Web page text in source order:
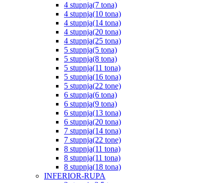
4 stupnja(7 tona)
4 stupnja(10 tona)
4 stupnja(14 tona)
4 stupnja(20 tona)
4 stupnja(25 tona)
5 stupnja(5 tona)
5 stupnja(8 tona)
5 stupnja(11 tona)
5 stupnja(16 tona)
5 stupnja(22 tone)
6 stupnja(6 tona)
6 stupnja(9 tona)
6 stupnja(13 tona)
6 stupnja(20 tona)
7 stupnja(14 tona)
7 stupnja(22 tone)
8 stupnja(11 tona)
8 stupnja(11 tona)
8 stupnja(18 tona)
INFERIOR-RUPA